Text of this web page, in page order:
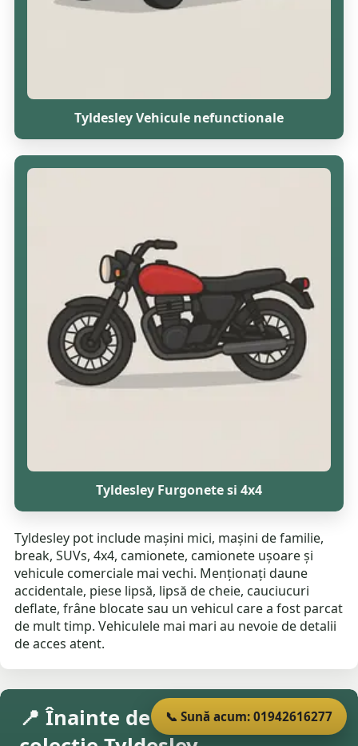
Tyldesley Vehicule nefunctionale
Tyldesley Furgonete si 4x4
Tyldesley pot include mașini mici, mașini de familie,
break, SUVs, 4x4, camionete, camionete ușoare și
vehicule comerciale mai vechi. Menționați daune
accidentale, piese lipsă, lipsă de cheie, cauciucuri
deflate, frâne blocate sau un vehicul care a fost parcat
de mult timp. Vehiculele mai mari au nevoie de detalii
de acces atent.
📍 Înainte de a rezerva o
📞 Sună acum: 01942616277